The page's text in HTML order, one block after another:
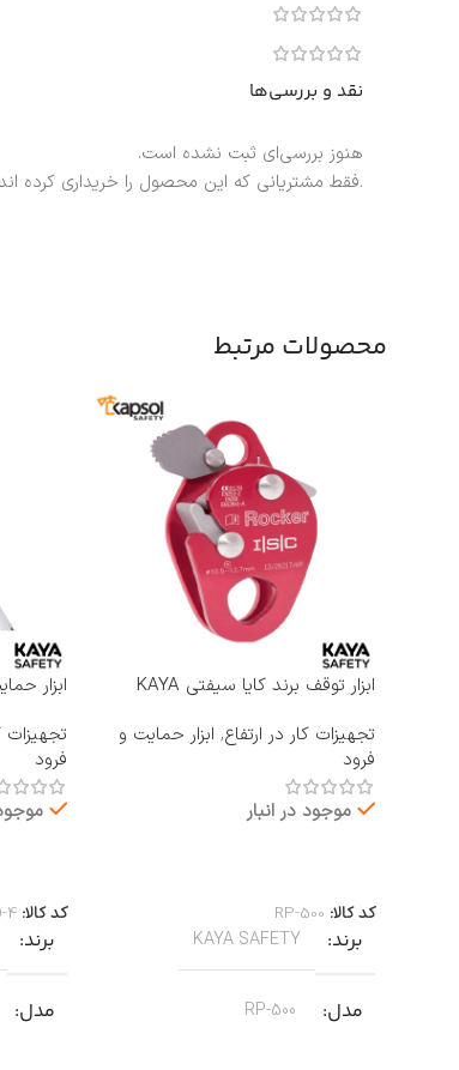
نقد و بررسی‌ها
هنوز بررسی‌ای ثبت نشده است.
.فقط مشتریانی که این محصول را خریداری کرده
محصولات مرتبط
ابزار توقف برند کایا سیفتی KAYA
تجهیزات کار در ارتفاع, ابزار حمایت و
فرود
موجود در انبار
کد کالا: RP-500
برند KAYA SAFETY
مدل RP-500
ابزار
تجهیزات
فرود
کد کالا: 4
برند
مدل